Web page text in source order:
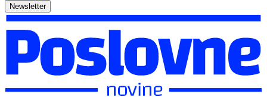
Newsletter